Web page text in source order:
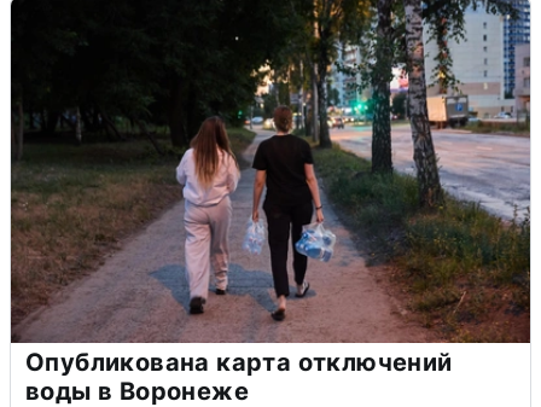
Опубликована карта отключений
воды в Воронеже